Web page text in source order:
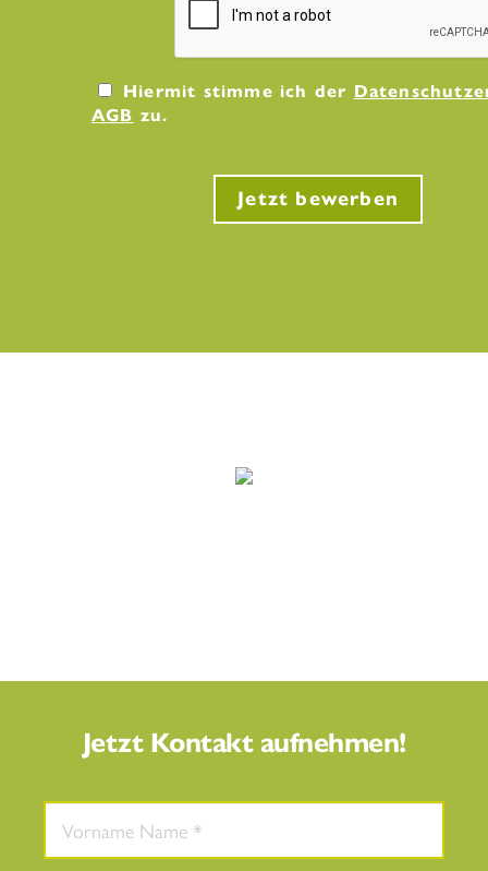
Hiermit stimme ich der
AGB zu.
Jetzt bewerben
Jetzt Kontakt aufnehmen!